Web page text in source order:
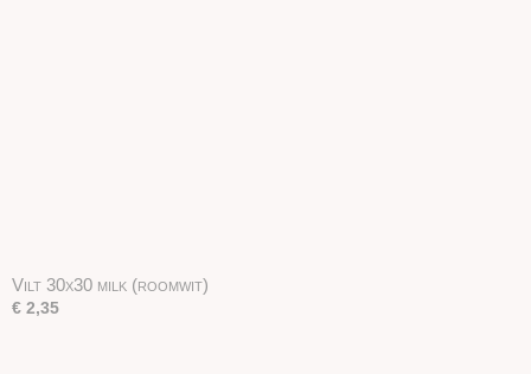
Vilt 30x30 milk (roomwit)
€ 2,35